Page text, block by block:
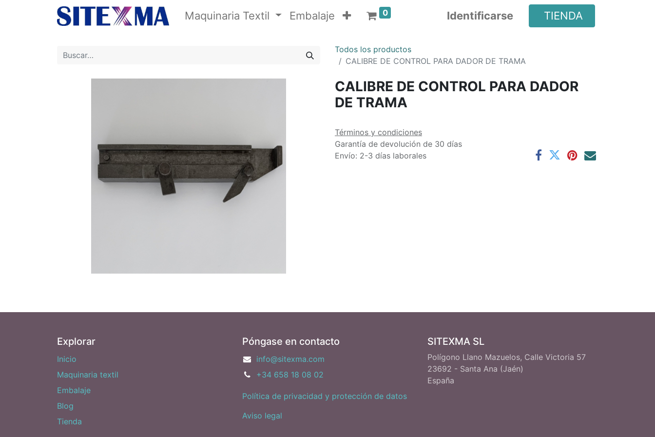
Maquinaria Textil Embalaje 0 Identificarse TIENDA
Todos los productos
CALIBRE DE CONTROL PARA DADOR DE TRAMA
CALIBRE DE CONTROL PARA DADOR
DE TRAMA
Términos y condiciones
Garantía de devolución de 30 días
Envío: 2-3 días laborales
Explorar
Inicio
Maquinaria textil
Embalaje
Blog
Tienda
Póngase en contacto
info@sitexma.com
+34 658 18 08 02
Política de privacidad y protección de datos
Aviso legal
SITEXMA SL
Polígono Llano Mazuelos, Calle Victoria 57
23692 - Santa Ana (Jaén)
España